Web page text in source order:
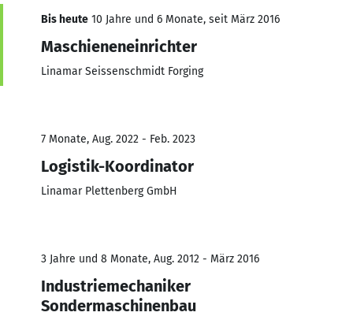
Bis heute 10 Jahre und 6 Monate, seit März 2016
Maschieneneinrichter
Linamar Seissenschmidt Forging
7 Monate, Aug. 2022 - Feb. 2023
Logistik-Koordinator
Linamar Plettenberg GmbH
3 Jahre und 8 Monate, Aug. 2012 - März 2016
Industriemechaniker
Sondermaschinenbau